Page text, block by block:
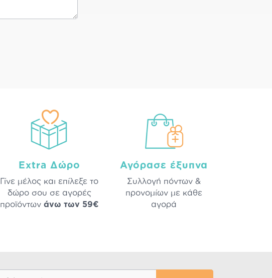
Extra Δώρο
Γίνε μέλος και επίλεξε το
δώρο σου σε αγορές
προϊόντων άνω των 59€
Αγόρασε έξυπνα
Συλλογή πόντων &
προνομίων με κάθε
αγορά